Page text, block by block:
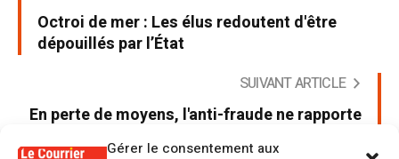
Gérer le consentement aux
Octroi de mer : Les élus redoutent d'être
dépouillés par l’État
SUIVANT ARTICLE
En perte de moyens, l'anti-fraude ne rapporte